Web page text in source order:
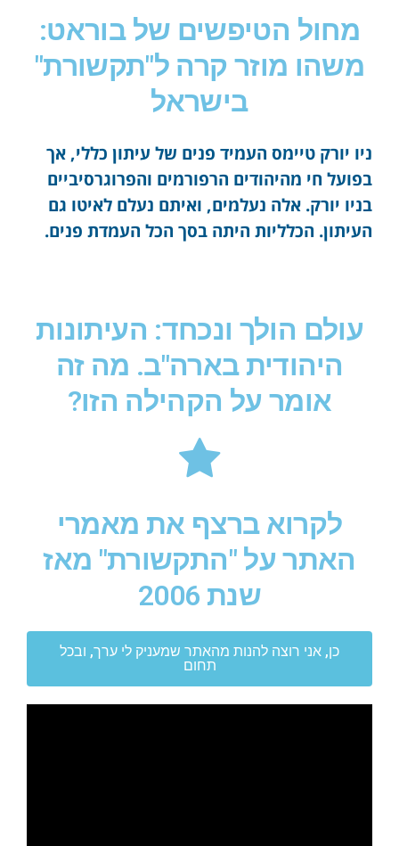
מחול הטיפשים של בוראט:
משהו מוזר קרה ל"תקשורת"
בישראל
ניו יורק טיימס העמיד פנים של עיתון כללי, אך
בפועל חי מהיהודים הרפורמים והפרוגרסיביים
בניו יורק. אלה נעלמים, ואיתם נעלם לאיטו גם
העיתון. הכלליות היתה בסך הכל העמדת פנים.
עולם הולך ונכחד: העיתונות
היהודית בארה"ב. מה זה
אומר על הקהילה הזו?
לקרוא ברצף את מאמרי
האתר על "התקשורת" מאז
שנת 2006
כן, אני רוצה להנות מהאתר שמעניק לי ערך, ובכל
תחום